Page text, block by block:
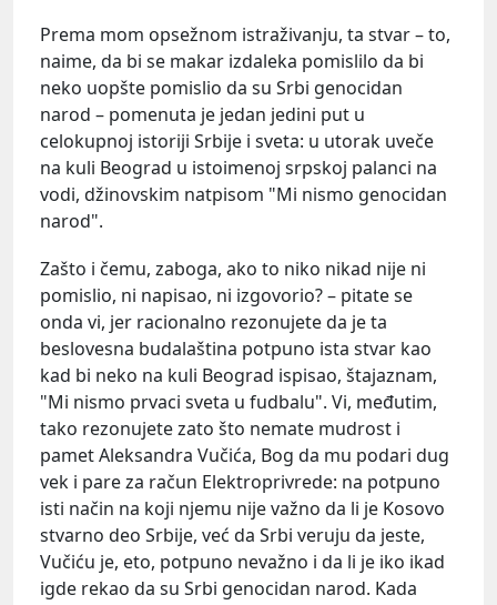
Prema mom opsežnom istraživanju, ta stvar – to,
naime, da bi se makar izdaleka pomislilo da bi
neko uopšte pomislio da su Srbi genocidan
narod – pomenuta je jedan jedini put u
celokupnoj istoriji Srbije i sveta: u utorak uveče
na kuli Beograd u istoimenoj srpskoj palanci na
vodi, džinovskim natpisom "Mi nismo genocidan
narod".
Zašto i čemu, zaboga, ako to niko nikad nije ni
pomislio, ni napisao, ni izgovorio? – pitate se
onda vi, jer racionalno rezonujete da je ta
beslovesna budalaština potpuno ista stvar kao
kad bi neko na kuli Beograd ispisao, štajaznam,
"Mi nismo prvaci sveta u fudbalu". Vi, međutim,
tako rezonujete zato što nemate mudrost i
pamet Aleksandra Vučića, Bog da mu podari dug
vek i pare za račun Elektroprivrede: na potpuno
isti način na koji njemu nije važno da li je Kosovo
stvarno deo Srbije, već da Srbi veruju da jeste,
Vučiću je, eto, potpuno nevažno i da li je iko ikad
igde rekao da su Srbi genocidan narod. Kada